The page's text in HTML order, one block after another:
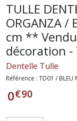
TULLE
ORGANZA /
cm **
décoration -
Dentelle Tulle
Référence : TD01 / BLEU
0€90